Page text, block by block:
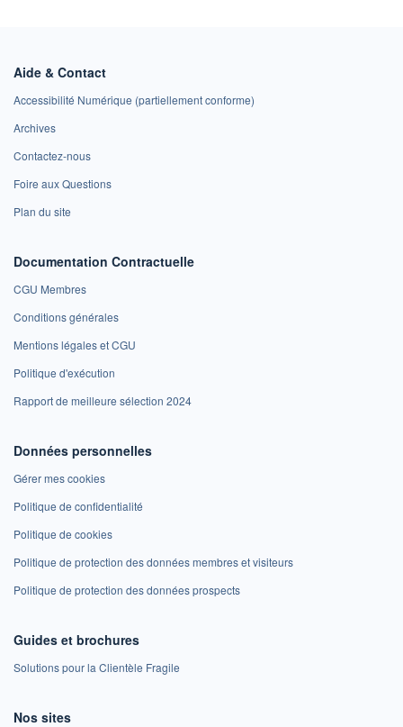
Aide & Contact
Accessibilité Numérique (partiellement conforme)
Archives
Contactez-nous
Foire aux Questions
Plan du site
Documentation Contractuelle
CGU Membres
Conditions générales
Mentions légales et CGU
Politique d'exécution
Rapport de meilleure sélection 2024
Données personnelles
Gérer mes cookies
Politique de confidentialité
Politique de cookies
Politique de protection des données membres et visiteurs
Politique de protection des données prospects
Guides et brochures
Solutions pour la Clientèle Fragile
Nos sites